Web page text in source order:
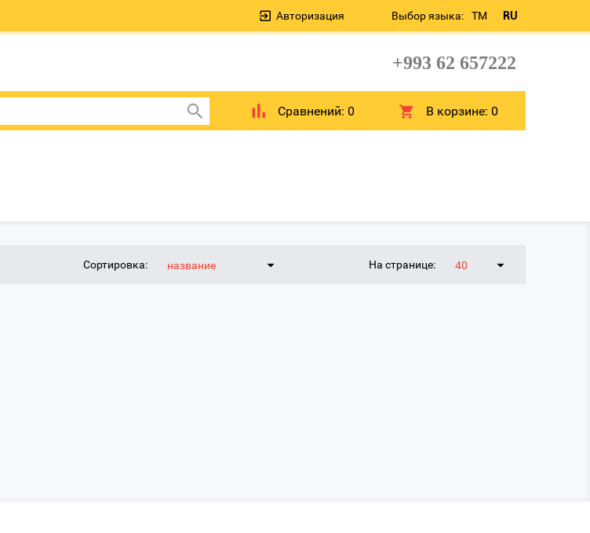
Выбор языка: TM RU
Авторизация
+993 62 657222
Сравнений: 0 В корзине:0
Сортировка: название На странице: 40